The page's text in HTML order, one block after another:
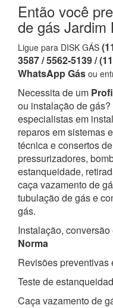
Então você
de gás Jardim
Ligue para DISK GÁS
3587 / 5562-5139 /
WhatsApp Gás ou
Necessita de um
ou instalação de
especialistas em
reparos em sistemas
técnica e consertos
pressurizadores,
estanqueidade,
caça vazamento de
tubulação de gás e
gás.
Instalação,
Norma
Revisões preventivas
Teste de
Caça vazamento de